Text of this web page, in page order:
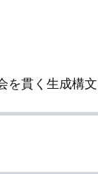
貫く生成構文